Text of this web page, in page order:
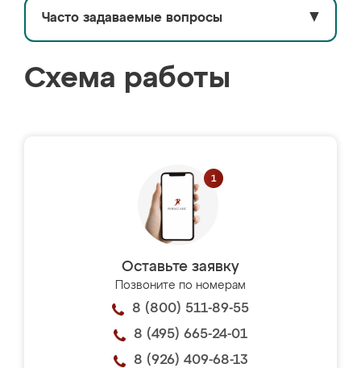
Часто задаваемые вопросы ▼
Схема работы
Оставьте заявку
Позвоните по номерам
8 (800) 511-89-55
8 (495) 665-24-01
8 (926) 409-68-13